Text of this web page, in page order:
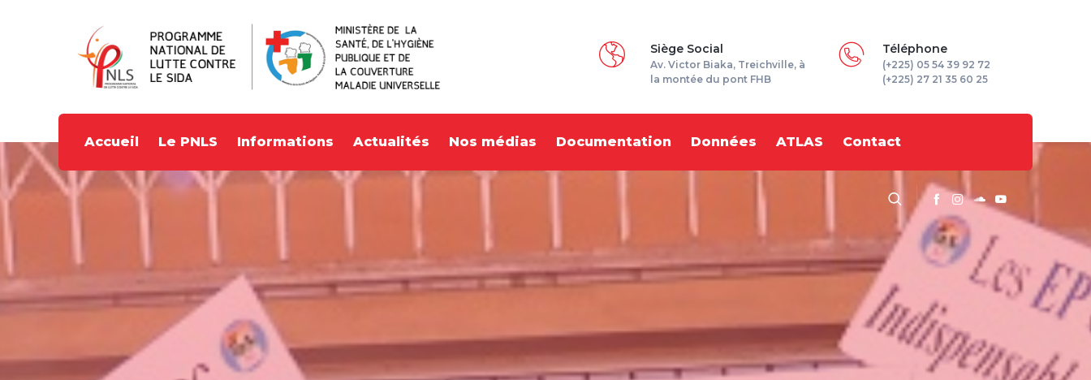
Siège Social
Av. Victor Biaka, Treichville, à
la montée du pont FHB
Téléphone
(+225) 05 54 39 92 72
(+225) 27 21 35 60 25
Accueil Le PNLS Informations Actualités Nos médias Documentation Données ATLAS Contact